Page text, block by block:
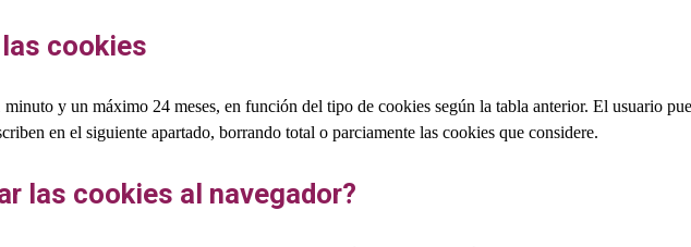
cookies
y un máximo 24 meses, en función del tipo de cookies según la tabla anterior. El usuario
en el siguiente apartado, borrando total o parciamente las cookies que considere.
las cookies al navegador?